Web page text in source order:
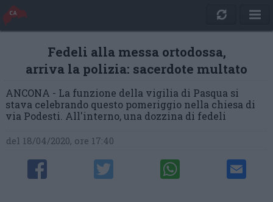
Fedeli alla messa ortodossa,
arriva la polizia: sacerdote multato
ANCONA - La funzione della vigilia di Pasqua si
stava celebrando questo pomeriggio nella chiesa di
via Podesti. All'interno, una dozzina di fedeli
del 18/04/2020, ore 17:40